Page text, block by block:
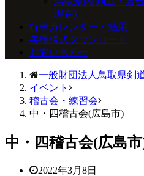
現在)
行事カレンダー・結果
各種様式ダウンロード
お問い合わせ
一般財団法人鳥取県剣
イベント
稽古会・練習会
中・四稽古会(広島市)
中・四稽古会(広島
2022年3月8日